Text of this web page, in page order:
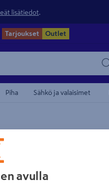
lisätiedot
Tarjoukset Outlet
Piha Sähkö ja valaisimet
Tuotenumero:
avulla